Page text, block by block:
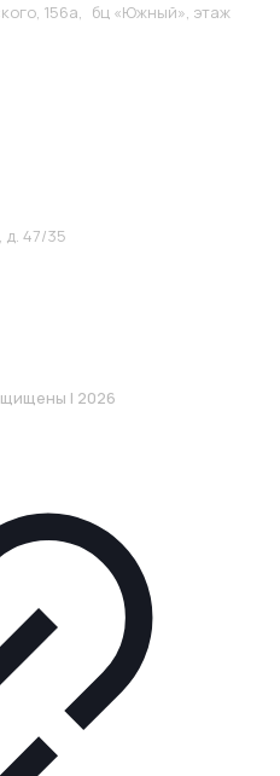
156а, бц «Южный», этаж
д. 47/35
| 2026